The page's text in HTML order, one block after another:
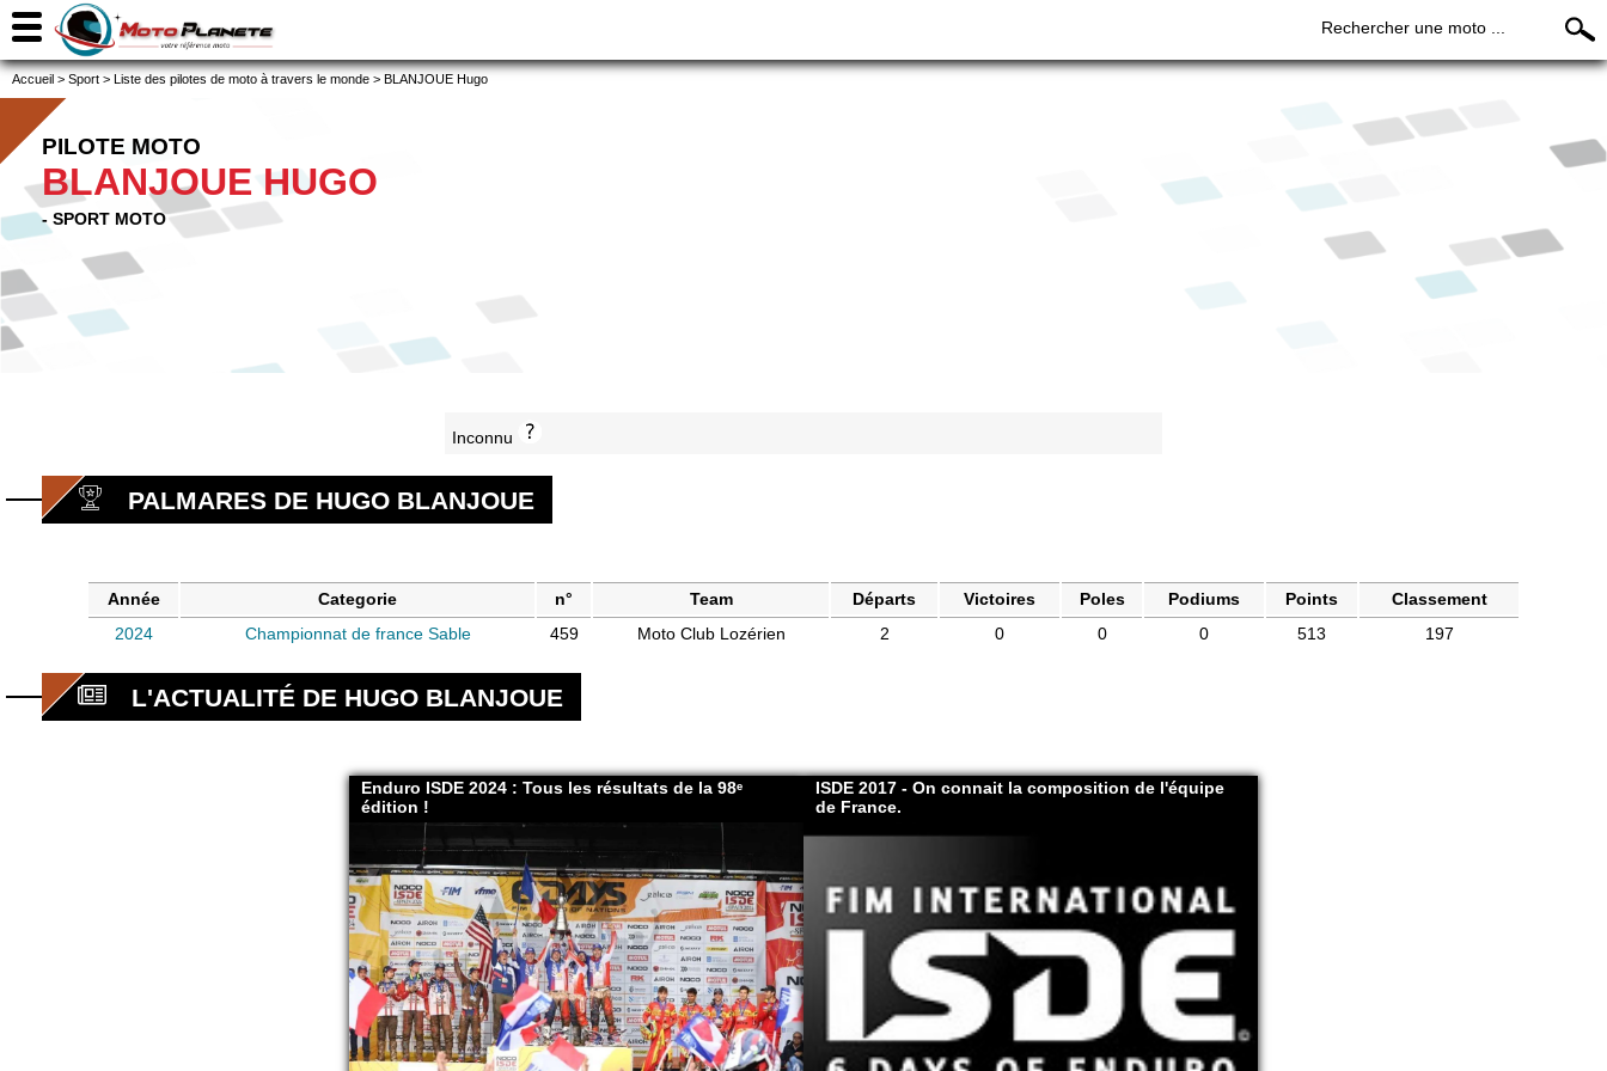
Rechercher une moto ...
Accueil > Sport > Liste des pilotes de moto à travers le monde > BLANJOUE Hugo
PILOTE MOTO
BLANJOUE HUGO
- SPORT MOTO
Inconnu
PALMARES DE HUGO BLANJOUE
Année Categorie n° Team Départs Victoires Poles Podiums Points
Classement
2024
Championnat de france Sable 459 Moto Club Lozérien 2 0 0 0 513 197
L'ACTUALITÉ DE HUGO BLANJOUE
Enduro ISDE 2024 : Tous les résultats de la 98ᵉ
édition !
ISDE 2017 - On connait la composition de l'équipe
de France.